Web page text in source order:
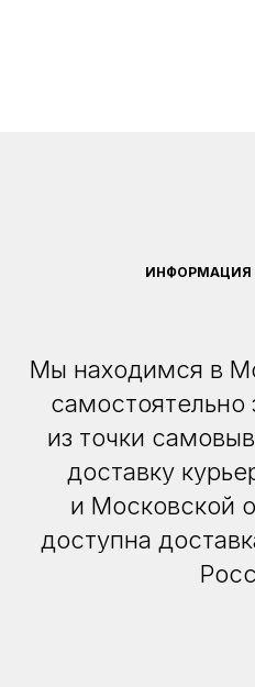
ИНФОРМАЦИЯ
Мы находимся в
самостоятельно
из точки
доставку
и Московской
доступна